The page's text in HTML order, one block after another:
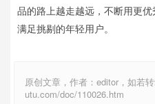
品的路上越走越远，不断用更
满足挑剔的年轻用户。
原创文章，作者：editor，如若
utu.com/doc/110026.htm